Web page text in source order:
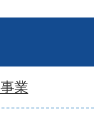
業